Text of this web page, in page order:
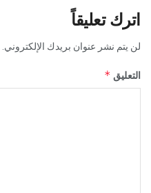
اترك تعليقاً
لن يتم نشر عنوان بريدك الإلكتروني.
التعليق *